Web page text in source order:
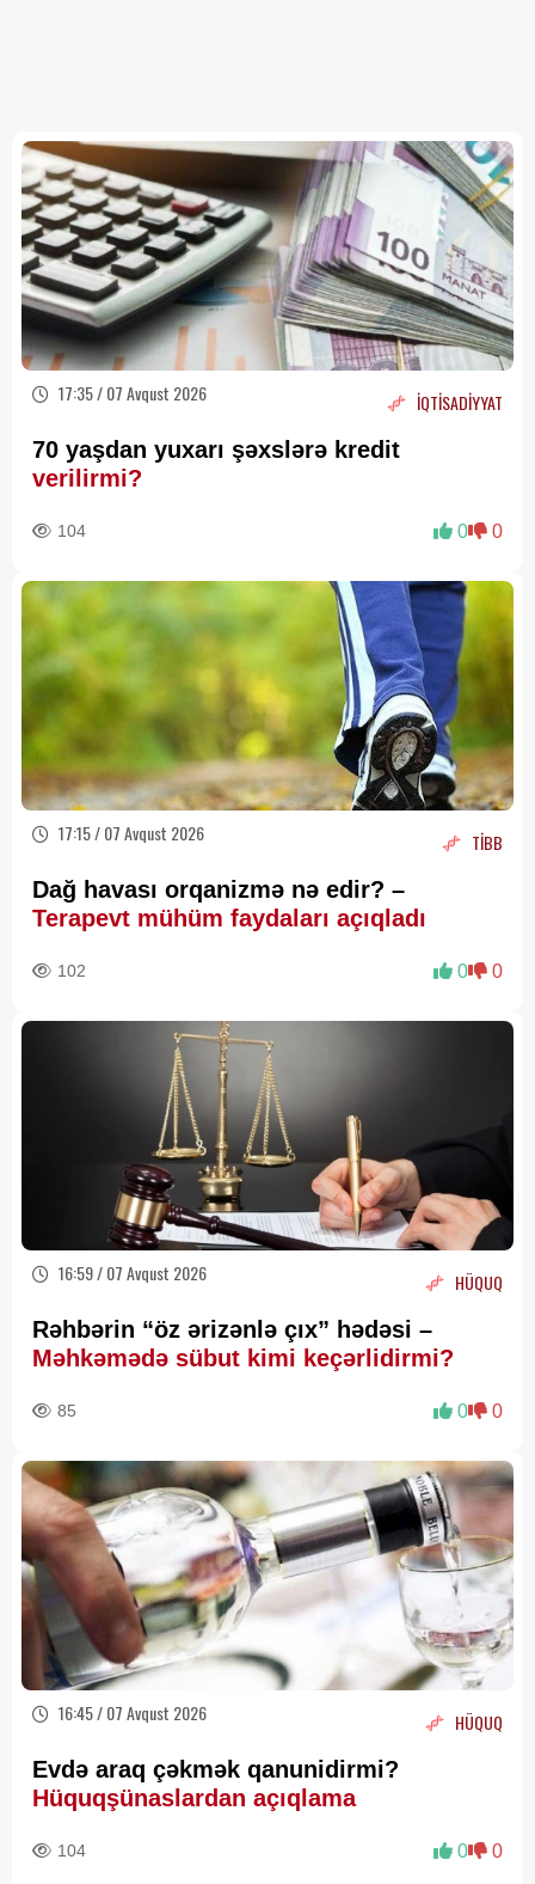
17:35 / 07 Avqust 2026 İQTİSADİYYAT
70 yaşdan yuxarı şəxslərə kredit
verilirmi?
104 0 0
17:15 / 07 Avqust 2026 TİBB
Dağ havası orqanizmə nə edir? –
Terapevt mühüm faydaları açıqladı
102 0 0
16:59 / 07 Avqust 2026 HÜQUQ
Rəhbərin “öz ərizənlə çıx” hədəsi –
Məhkəmədə sübut kimi keçərlidirmi?
85 0 0
16:45 / 07 Avqust 2026 HÜQUQ
Evdə araq çəkmək qanunidirmi?
Hüquqşünaslardan açıqlama
104 0 0